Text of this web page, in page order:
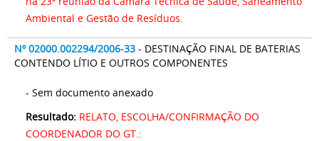
Ambiental e Gestão de Resíduos.
Nº 02000.002294/2006-33 - DESTINAÇÃO FINAL DE BATERIAS
CONTENDO LÍTIO E OUTROS COMPONENTES
- Sem documento anexado
Resultado: RELATO, ESCOLHA/CONFIRMAÇÃO DO
COORDENADOR DO GT.: